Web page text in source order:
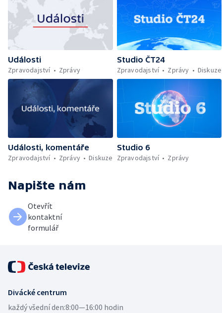
Události
Zpravodajství
Zprávy
Studio ČT24
Zpravodajství
Zprávy Diskuze
Události, komentáře
Zpravodajství
Zprávy Diskuze
Studio 6
Zpravodajství
Zprávy
Napište nám
Otevřít
kontaktní
formulář
Divácké centrum
každý všední den:8:00—16:00 hodin